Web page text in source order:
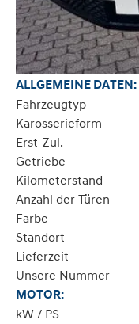
ALLGEMEINE DATEN:
Fahrzeugtyp
Karosserieform
Erst-Zul.
Getriebe
Kilometerstand
Anzahl der Türen
Farbe
Standort
Lieferzeit
Unsere Nummer
MOTOR:
kW / PS